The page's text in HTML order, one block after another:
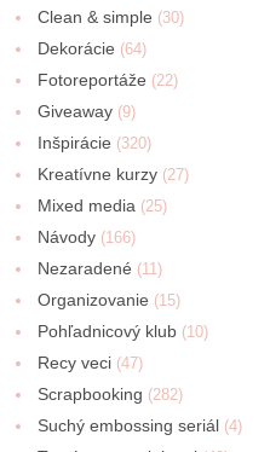
Clean & simple (30)
Dekorácie (64)
Fotoreportáže (22)
Giveaway (9)
Inšpirácie (320)
Kreatívne kurzy (27)
Mixed media (25)
Návody (166)
Nezaradené (11)
Organizovanie (15)
Pohľadnicový klub (10)
Recy veci (47)
Scrapbooking (282)
Suchý embossing seriál (4)